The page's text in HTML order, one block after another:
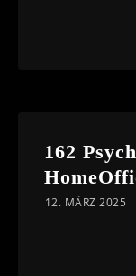
162
12. MÄRZ 2025